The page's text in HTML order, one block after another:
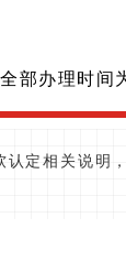
部办理时
定相关说明